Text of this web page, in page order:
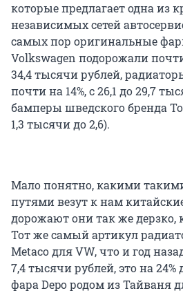
которые предлагает одна из
независимых сетей
самых пор оригинальные
Volkswagen подорожали почти
34,4 тысячи рублей,
почти на 14%, с 26,1 до 29,7
бамперы шведского бренда
1,3 тысячи до 2,6).
Мало понятно, какими
путями везут к нам
дорожают они так же дерзко,
Тот же самый артикул
Metaco для VW, что и год
7,4 тысячи рублей, это на
фара Depo родом из Тайваня